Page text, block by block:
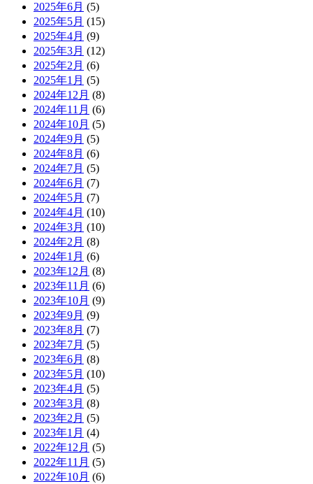
2025年6月 (5)
2025年5月 (15)
2025年4月 (9)
2025年3月 (12)
2025年2月 (6)
2025年1月 (5)
2024年12月 (8)
2024年11月 (6)
2024年10月 (5)
2024年9月 (5)
2024年8月 (6)
2024年7月 (5)
2024年6月 (7)
2024年5月 (7)
2024年4月 (10)
2024年3月 (10)
2024年2月 (8)
2024年1月 (6)
2023年12月 (8)
2023年11月 (6)
2023年10月 (9)
2023年9月 (9)
2023年8月 (7)
2023年7月 (5)
2023年6月 (8)
2023年5月 (10)
2023年4月 (5)
2023年3月 (8)
2023年2月 (5)
2023年1月 (4)
2022年12月 (5)
2022年11月 (5)
2022年10月 (6)